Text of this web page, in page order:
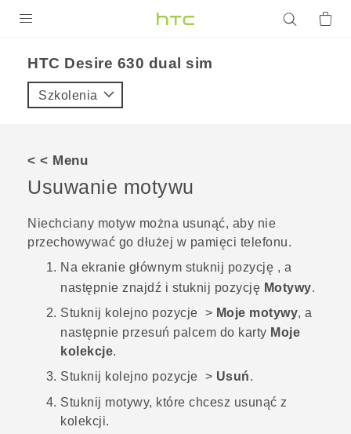
VIVE
POMOC TECHNICZNA
Urządzenia i akcesoria HTC
HTC Desire 630 dual sim‎
Szkolenia
< < Menu
Usuwanie motywu
Niechciany motyw można usunąć, aby nie
przechowywać go dłużej w pamięci telefonu.
Na ekranie głównym stuknij pozycję , a
następnie znajdź i stuknij pozycję Motywy.
Stuknij kolejno pozycje > Moje motywy, a
następnie przesuń palcem do karty Moje
kolekcje.
Stuknij kolejno pozycje > Usuń.
Stuknij motywy, które chcesz usunąć z
kolekcji.